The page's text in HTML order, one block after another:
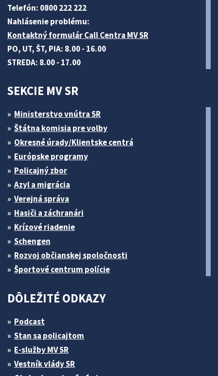
Telefón: 0800 222 222
Nahlásenie problému:
Kontaktný formulár Call Centra MV SR
PO, UT, ŠT, PIA: 8.00 - 16.00
STREDA: 8.00 - 17.00
SEKCIE MV SR
Ministerstvo vnútra SR
Štátna komisia pre volby
Okresné úrady/Klientske centrá
Európske programy
Policajný zbor
Azyl a migrácia
Verejná správa
Hasiči a záchranári
Krízové riadenie
Schengen
Rozvoj občianskej spoločnosti
Športové centrum polície
DÔLEŽITÉ ODKAZY
Podcast
Stan sa policajtom
E-služby MV SR
Vestník vlády SR